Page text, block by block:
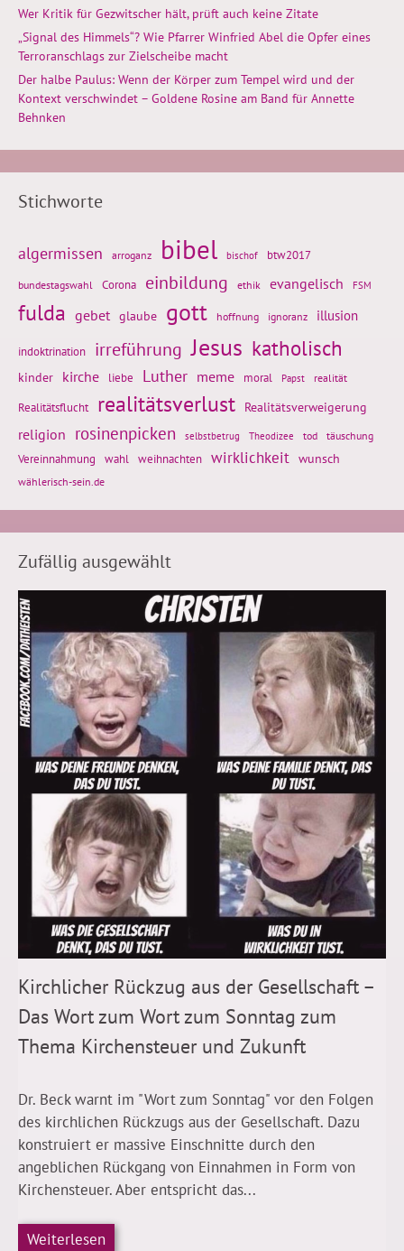
Wer Kritik für Gezwitscher hält, prüft auch keine Zitate
„Signal des Himmels“? Wie Pfarrer Winfried Abel die Opfer eines
Terroranschlags zur Zielscheibe macht
Der halbe Paulus: Wenn der Körper zum Tempel wird und der
Kontext verschwindet – Goldene Rosine am Band für Annette
Behnken
Stichworte
algermissen arroganz bibel bischof btw2017
bundestagswahl Corona einbildung ethik evangelisch FSM
fulda gebet glaube gott hoffnung ignoranz illusion
indoktrination irreführung Jesus katholisch
kinder kirche liebe Luther meme moral Papst realität
Realitätsflucht realitätsverlust Realitätsverweigerung
religion rosinenpicken selbstbetrug Theodizee tod täuschung
Vereinnahmung wahl weihnachten wirklichkeit wunsch
wählerisch-sein.de
Zufällig ausgewählt
Kirchlicher Rückzug aus der Gesellschaft –
Das Wort zum Wort zum Sonntag zum
Thema Kirchensteuer und Zukunft
Dr. Beck warnt im "Wort zum Sonntag" vor den Folgen
des kirchlichen Rückzugs aus der Gesellschaft. Dazu
konstruiert er massive Einschnitte durch den
angeblichen Rückgang von Einnahmen in Form von
Kirchensteuer. Aber entspricht das...
Weiterlesen